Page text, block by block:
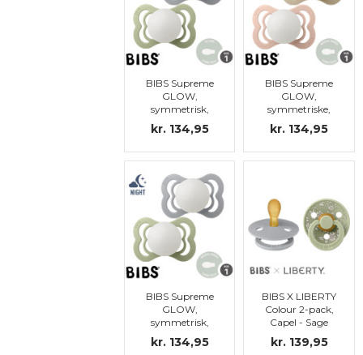
BIBS Supreme
GLOW,
symmetrisk,
silikon, str.1
kr. 134,95
BIBS Supreme
GLOW,
symmetriske,
latex, str.1
kr. 134,95
BIBS Supreme
GLOW,
symmetrisk,
kr. 134,95
BIBS X LIBERTY
Colour 2-pack,
Capel - Sage
(MERK:
kr. 139,95